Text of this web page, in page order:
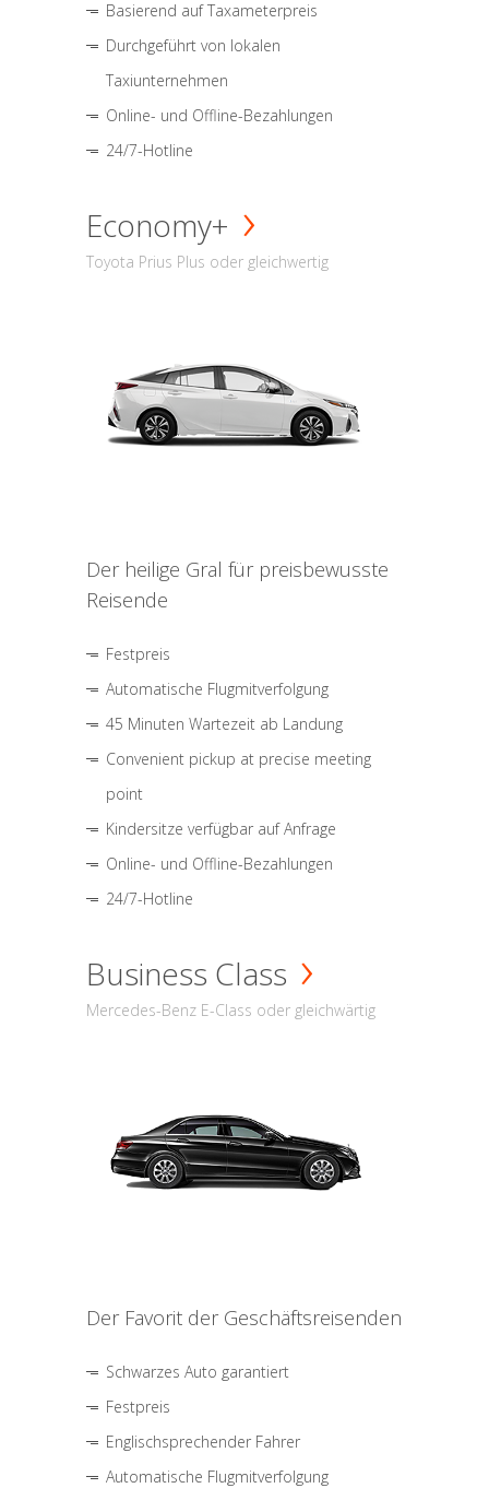
Basierend auf Taxameterpreis
Durchgeführt von lokalen
Taxiunternehmen
Online- und Offline-Bezahlungen
24/7-Hotline
Economy+
Toyota Prius Plus oder gleichwertig
Der heilige Gral für preisbewusste
Reisende
Festpreis
Automatische Flugmitverfolgung
45 Minuten Wartezeit ab Landung
Convenient pickup at precise meeting
point
Kindersitze verfügbar auf Anfrage
Online- und Offline-Bezahlungen
24/7-Hotline
Business Class
Mercedes-Benz E-Class oder gleichwärtig
Der Favorit der Geschäftsreisenden
Schwarzes Auto garantiert
Festpreis
Englischsprechender Fahrer
Automatische Flugmitverfolgung